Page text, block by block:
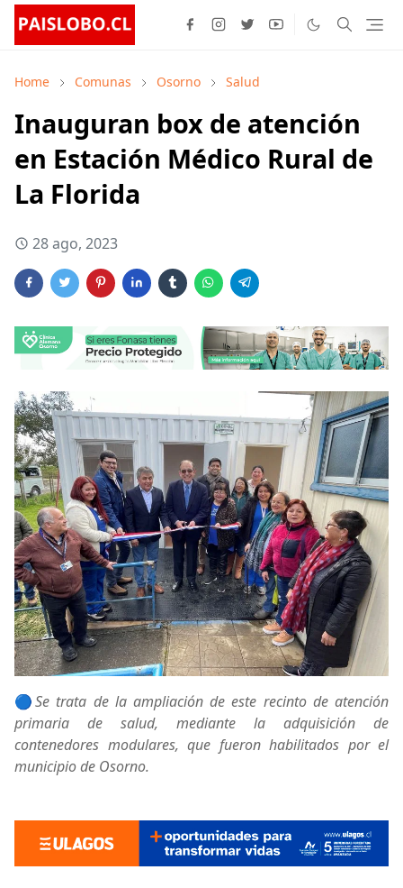
Home Comunas Osorno Salud
Inauguran box de atención
en Estación Médico Rural de
La Florida
28 ago, 2023
🔵Se trata de la ampliación de este recinto de atención
primaria de salud, mediante la adquisición de
contenedores modulares, que fueron habilitados por el
municipio de Osorno.